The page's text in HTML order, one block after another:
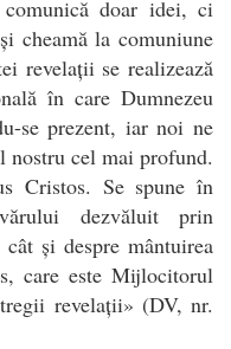
comunică doar idei, ci
cheamă la comuniune
revelații se realizează
în care Dumnezeu
se prezent, iar noi ne
nostru cel mai profund.
Cristos. Se spune în
dezvăluit prin
și despre mântuirea
care este Mijlocitorul
revelații» (DV, nr.